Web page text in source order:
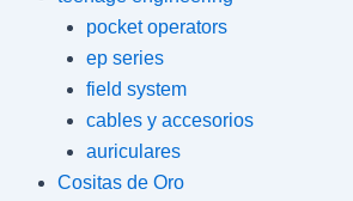
pocket operators
ep series
field system
cables y accesorios
auriculares
Cositas de Oro